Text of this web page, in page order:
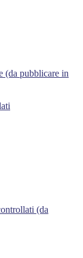
(da pubblicare in
(da